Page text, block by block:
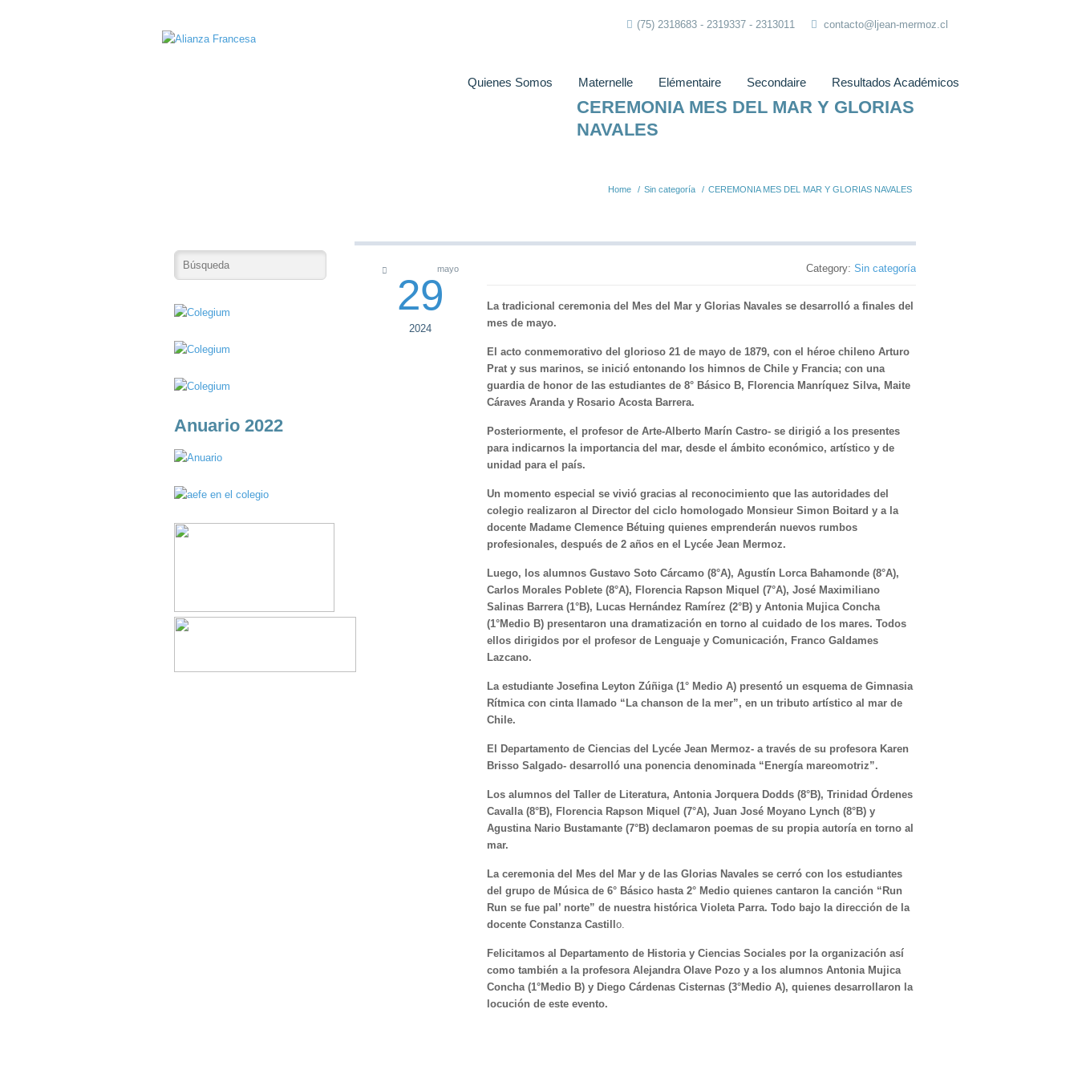
(75) 2318683 - 2319337 - 2313011 contacto@ljean-mermoz.cl
Quienes Somos Maternelle Elémentaire Secondaire Resultados Académicos
CEREMONIA MES DEL MAR Y GLORIAS
NAVALES
Home / Sin categoría / CEREMONIA MES DEL MAR Y GLORIAS NAVALES
29
mayo
2024
Category: Sin categoría
La tradicional ceremonia del Mes del Mar y Glorias Navales se desarrolló a finales del
mes de mayo.
El acto conmemorativo del glorioso 21 de mayo de 1879, con el héroe chileno Arturo
Prat y sus marinos, se inició entonando los himnos de Chile y Francia; con una
guardia de honor de las estudiantes de 8° Básico B, Florencia Manríquez Silva, Maite
Cáraves Aranda y Rosario Acosta Barrera.
Posteriormente, el profesor de Arte-Alberto Marín Castro- se dirigió a los presentes
para indicarnos la importancia del mar, desde el ámbito económico, artístico y de
unidad para el país.
Un momento especial se vivió gracias al reconocimiento que las autoridades del
colegio realizaron al Director del ciclo homologado Monsieur Simon Boitard y a la
docente Madame Clemence Bétuing quienes emprenderán nuevos rumbos
profesionales, después de 2 años en el Lycée Jean Mermoz.
Luego, los alumnos Gustavo Soto Cárcamo (8°A), Agustín Lorca Bahamonde (8°A),
Carlos Morales Poblete (8°A), Florencia Rapson Miquel (7°A), José Maximiliano
Salinas Barrera (1°B), Lucas Hernández Ramírez (2°B) y Antonia Mujica Concha
(1°Medio B) presentaron una dramatización en torno al cuidado de los mares. Todos
ellos dirigidos por el profesor de Lenguaje y Comunicación, Franco Galdames
Lazcano.
La estudiante Josefina Leyton Zúñiga (1° Medio A) presentó un esquema de Gimnasia
Rítmica con cinta llamado “La chanson de la mer”, en un tributo artístico al mar de
Chile.
El Departamento de Ciencias del Lycée Jean Mermoz- a través de su profesora Karen
Brisso Salgado- desarrolló una ponencia denominada “Energía mareomotriz”.
Los alumnos del Taller de Literatura, Antonia Jorquera Dodds (8°B), Trinidad Órdenes
Cavalla (8°B), Florencia Rapson Miquel (7°A), Juan José Moyano Lynch (8°B) y
Agustina Nario Bustamante (7°B) declamaron poemas de su propia autoría en torno al
mar.
La ceremonia del Mes del Mar y de las Glorias Navales se cerró con los estudiantes
del grupo de Música de 6° Básico hasta 2° Medio quienes cantaron la canción “Run
Run se fue pal’ norte” de nuestra histórica Violeta Parra. Todo bajo la dirección de la
docente Constanza Castill o.
Felicitamos al Departamento de Historia y Ciencias Sociales por la organización así
como también a la profesora Alejandra Olave Pozo y a los alumnos Antonia Mujica
Concha (1°Medio B) y Diego Cárdenas Cisternas (3°Medio A), quienes desarrollaron la
locución de este evento.
Anuario 2022